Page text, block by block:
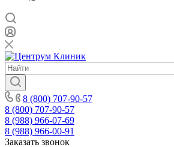
8 (800) 707-90-57
8 (800) 707-90-57
8 (988) 966-07-69
8 (988) 966-00-91
Заказать звонок